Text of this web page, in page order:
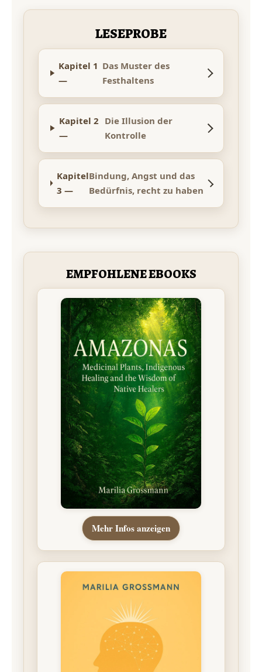
LESEPROBE
Kapitel 1
—
Das Muster des
Festhaltens
Kapitel 2
—
Die Illusion der
Kontrolle
Kapitel
3 —
Bindung, Angst und das
Bedürfnis, recht zu haben
EMPFOHLENE EBOOKS
Mehr Infos anzeigen